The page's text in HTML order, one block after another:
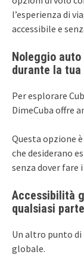
l’esperienza di
accessibile e
Noleggio
durante la
Per esplorare
DimeCuba offre
Questa opzione
che desiderano
senza dover fare
Accessibilità
qualsiasi
Un altro punto di
globale.